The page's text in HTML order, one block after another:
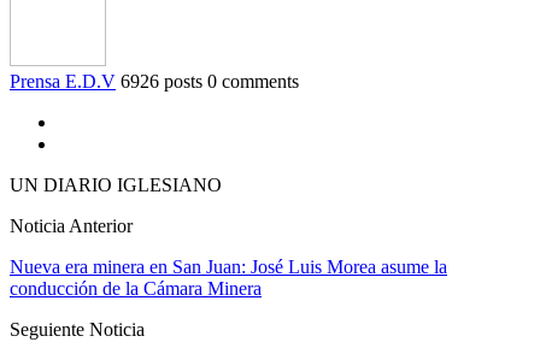
Prensa E.D.V 6926 posts 0 comments
UN DIARIO IGLESIANO
Noticia Anterior
Nueva era minera en San Juan: José Luis Morea asume la
conducción de la Cámara Minera
Seguiente Noticia